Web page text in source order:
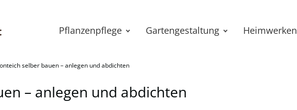
Pflanzenpflege Gartengestaltung Heimwerken
selber bauen – anlegen und abdichten
– anlegen und abdichten